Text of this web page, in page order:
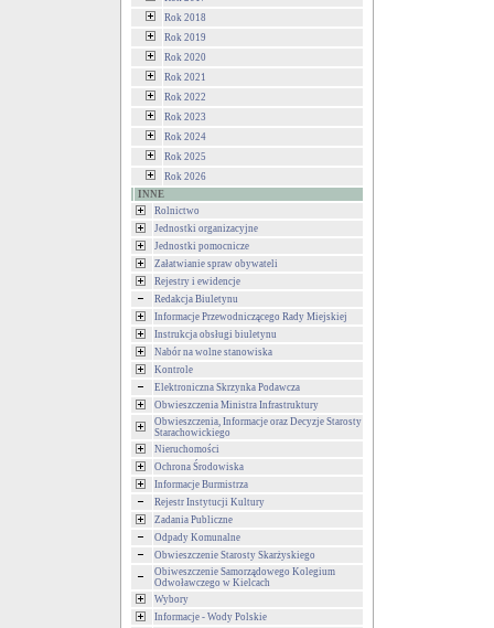
Rok 2018
Rok 2019
Rok 2020
Rok 2021
Rok 2022
Rok 2023
Rok 2024
Rok 2025
Rok 2026
INNE
Rolnictwo
Jednostki organizacyjne
Jednostki pomocnicze
Załatwianie spraw obywateli
Rejestry i ewidencje
Redakcja Biuletynu
Informacje Przewodniczącego Rady Miejskiej
Instrukcja obsługi biuletynu
Nabór na wolne stanowiska
Kontrole
Elektroniczna Skrzynka Podawcza
Obwieszczenia Ministra Infrastruktury
Obwieszczenia, Informacje oraz Decyzje Starosty
Starachowickiego
Nieruchomości
Ochrona Środowiska
Informacje Burmistrza
Rejestr Instytucji Kultury
Zadania Publiczne
Odpady Komunalne
Obwieszczenie Starosty Skarżyskiego
Obiweszczenie Samorządowego Kolegium
Odwoławczego w Kielcach
Wybory
Informacje - Wody Polskie